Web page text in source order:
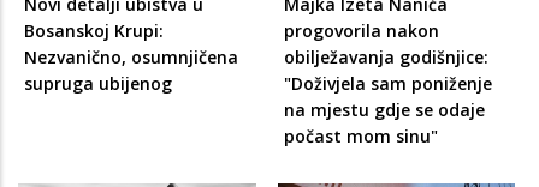
Bosanskoj Krupi:
Nezvanično, osumnjičena
supruga ubijenog
progovorila nakon
obilježavanja godišnjice:
"Doživjela sam poniženje
na mjestu gdje se odaje
počast mom sinu"